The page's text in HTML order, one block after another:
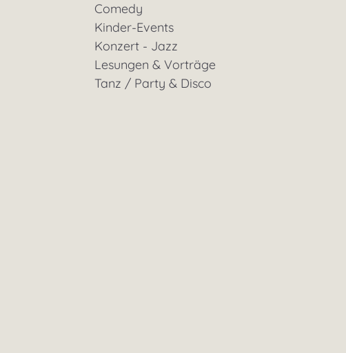
Comedy
Kinder-Events
Konzert - Jazz
Lesungen & Vorträge
Tanz / Party & Disco